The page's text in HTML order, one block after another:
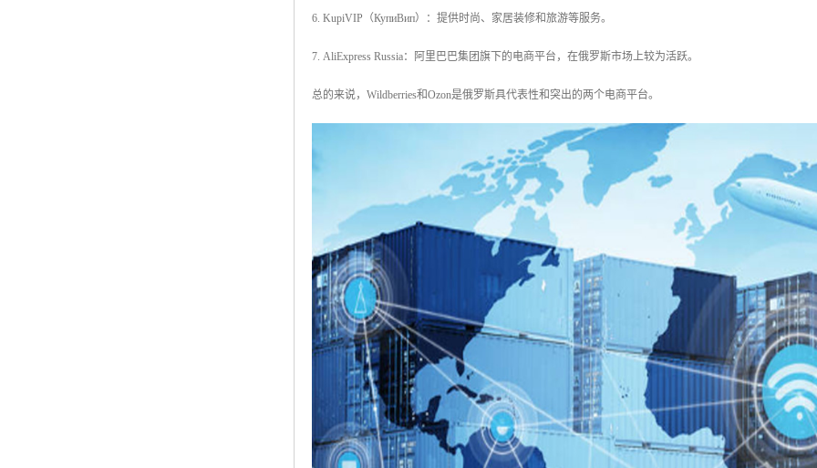
6. KupiVIP（КупиВип）：提供时尚、家居装修和旅游等服务。
7. AliExpress Russia：阿里巴巴集团旗下的电商平台，在俄罗斯市场上较为活跃。
总的来说，Wildberries和Ozon是俄罗斯具代表性和突出的两个电商平台。